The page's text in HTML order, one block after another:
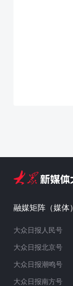
融媒矩阵（媒体）
大众日报人民号
大众日报北京号
大众日报潮鸣号
大众日报南方号